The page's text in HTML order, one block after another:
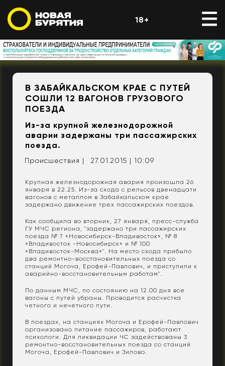
18+
В ЗАБАЙКАЛЬСКОМ КРАЕ С ПУТЕЙ
СОШЛИ 12 ВАГОНОВ ГРУЗОВОГО
ПОЕЗДА
Из-за крупной железнодорожной
аварии задержаны три пассажирских
поезда.
Происшествия | 27.01.2015 | 10:09
Крупная железнодорожная авария произошла 26
января в 22.25. Из-за схода с рельсов двенадцати
вагонов с металлом в Забайкальском крае
задержано движение трех пассажирских поездов.
Как сообщила во вторник, 27 января, пресс-служба
ГУ МЧС региона, "задержано три пассажирских
поезда № 7 «Новосибирск-Владивосток», № 8
«Владивосток -Новосибирск» и № 100
«Владивосток-Москва»". На место схода прибыло
два ремонтно-восстановительных поезда со
станций Могоча, Ерофей-Павлович, и приступили к
аварийно-восстановительным работам".
По данным МЧС, по состоянию на 12.00 дня все
вагоны с путей убраны. Проводится расчистка
четного и нечетного пути.
В поездах, на станциях Могоча и Ерофей-Павлович
организовано питание пассажиров, работают
психологи. Для ликвидации ЧС задействованы 3
ремонтно-восстановительных поезда со станций
Могоча, Ерофей-Павлович и Зилово.